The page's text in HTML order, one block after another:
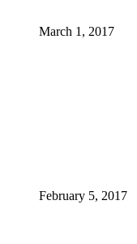
March 1, 2017
February 5, 2017